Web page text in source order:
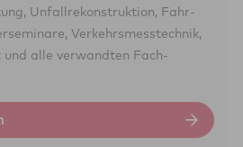
Unfall­rekonstruktion, Fahr­
Ver­kehrs­mess­technik,
und alle ver­wandten Fach­